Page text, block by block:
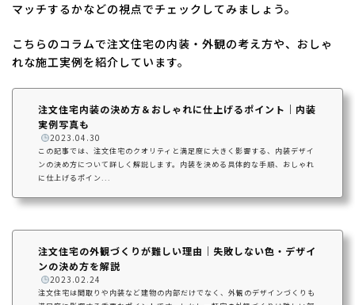
マッチするかなどの視点でチェックしてみましょう。
こちらのコラムで注文住宅の内装・外観の考え方や、おしゃ
れな施工実例を紹介しています。
注文住宅内装の決め方＆おしゃれに仕上げるポイント｜内装
実例写真も
2023.04.30
この記事では、注文住宅のクオリティと満足度に大きく影響する、内装デザイ
ンの決め方について詳しく解説します。内装を決める具体的な手順、おしゃれ
に仕上げるポイン...
注文住宅の外観づくりが難しい理由｜失敗しない色・デザイ
ンの決め方を解説
2023.02.24
注文住宅は間取りや内装など建物の内部だけでなく、外観のデザインづくりも